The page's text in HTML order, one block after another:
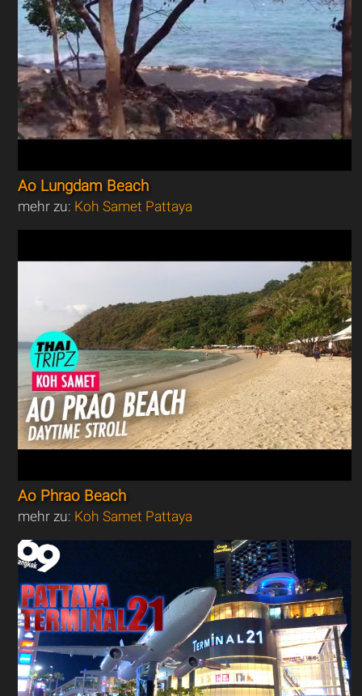
Ao Lungdam Beach
mehr zu: Koh Samet Pattaya
Ao Phrao Beach
mehr zu: Koh Samet Pattaya